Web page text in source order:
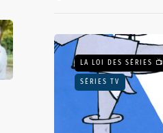
LA LOI DES SÉRIES 📺
SÉRIES TV